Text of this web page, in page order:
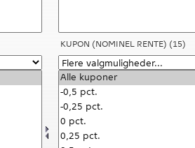
KUPON (NOMINEL RENTE) (15)